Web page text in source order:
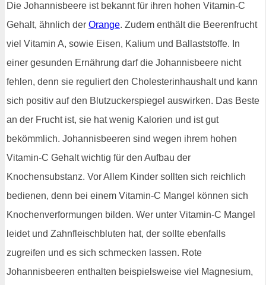
Die Johannisbeere ist bekannt für ihren hohen Vitamin-C
Gehalt, ähnlich der Orange. Zudem enthält die Beerenfrucht
viel Vitamin A, sowie Eisen, Kalium und Ballaststoffe. In
einer gesunden Ernährung darf die Johannisbeere nicht
fehlen, denn sie reguliert den Cholesterinhaushalt und kann
sich positiv auf den Blutzuckerspiegel auswirken. Das Beste
an der Frucht ist, sie hat wenig Kalorien und ist gut
bekömmlich. Johannisbeeren sind wegen ihrem hohen
Vitamin-C Gehalt wichtig für den Aufbau der
Knochensubstanz. Vor Allem Kinder sollten sich reichlich
bedienen, denn bei einem Vitamin-C Mangel können sich
Knochenverformungen bilden. Wer unter Vitamin-C Mangel
leidet und Zahnfleischbluten hat, der sollte ebenfalls
zugreifen und es sich schmecken lassen. Rote
Johannisbeeren enthalten beispielsweise viel Magnesium,